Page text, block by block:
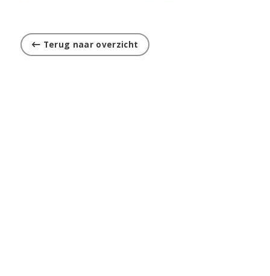
Terug naar overzicht